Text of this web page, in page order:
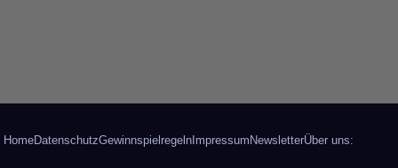
HomeDatenschutzGewinnspielregeln Impressum NewsletterÜber uns: